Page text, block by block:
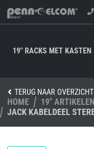
19" RACKS MET KASTEN
TERUG NAAR OVERZICHT
HOME 19" ARTIKELEN
JACK KABELDEEL